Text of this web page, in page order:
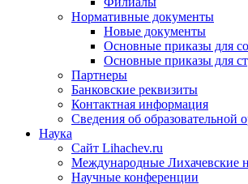
Нормативные документы
Новые документы
Основные приказы для
Основные приказы для
Партнеры
Банковские реквизиты
Контактная информация
Сведения об образовательной
Наука
Сайт Lihachev.ru
Международные Лихачевские
Научные конференции